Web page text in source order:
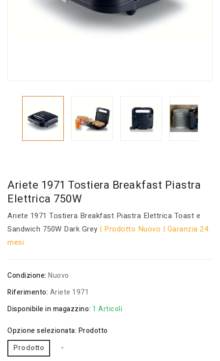
Ariete 1971 Tostiera Breakfast Piastra
Elettrica 750W
Ariete 1971 Tostiera Breakfast Piastra Elettrica Toast e
Sandwich 750W Dark Grey | Prodotto Nuovo | Garanzia 24
mesi
Condizione: Nuovo
Riferimento: Ariete 1971
Disponibile in magazzino: 1 Articoli
Opzione selezionata: Prodotto
Prodotto
-